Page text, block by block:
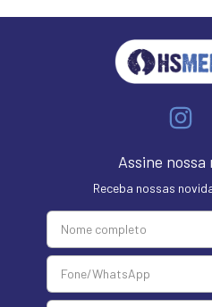
Assine
Receba nossas